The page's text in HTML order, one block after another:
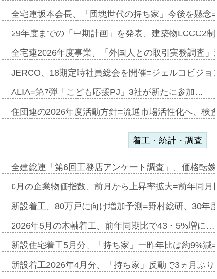
全宅連坂本会長、「団塊世代の持ち家」今後を懸
29年度までの「中期計画」を発表、建築物LCCO2
全宅連2026年度事業、「外国人との取引実務調査
JERCO、18期定時社員総会を開催=ジェルコビジ
ALIA=第7弾「こども応援PJ」3社が新たに参加…
住団連の2026年度活動方針=流通市場活性化へ、検
着工・統計・調査
全建総連「第6回工務店アンケート調査」、価格転
6月の企業物価指数、前月から上昇率拡大=前年同
新設着工、80万戸に向け増加予測=野村総研、30年
2026年5月の木軸着工、前年同期比で43・5%増に…
新設住宅着工5月分、「持ち家」一昨年比は約9%
新設着工2026年4月分、「持ち家」反動で3ヵ月ぶ